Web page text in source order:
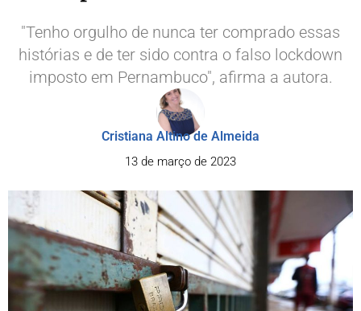
"Tenho orgulho de nunca ter comprado essas
histórias e de ter sido contra o falso lockdown
imposto em Pernambuco", afirma a autora.
Cristiana Altino de Almeida
13 de março de 2023